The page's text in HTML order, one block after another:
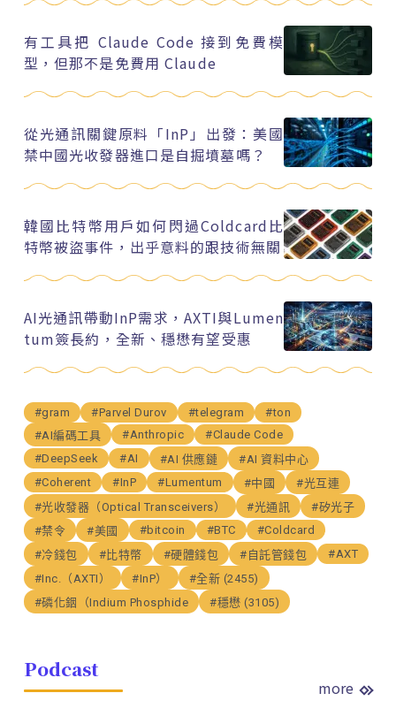
有工具把 Claude Code 接到免費模
型，但那不是免費用 Claude
從光通訊關鍵原料「InP」出發：美國
禁中國光收發器進口是自掘墳墓嗎？
韓國比特幣用戶如何閃過Coldcard比
特幣被盜事件，出乎意料的跟技術無關
AI光通訊帶動InP需求，AXTI與Lumen
tum簽長約，全新、穩懋有望受惠
#gram #Parvel Durov #telegram
#ton
#AI編碼工具
#Anthropic
#Claude Code
#DeepSeek
#AI #AI 供應鏈
#AI 資料中心
#Coherent
#InP #Lumentum #中國
#光互連
#光收發器（Optical Transceivers）
#光通訊
#矽光子
#禁令
#美國 #bitcoin #BTC
#Coldcard
#冷錢包
#比特幣 #硬體錢包 #自託管錢包
#AXT
#Inc.（AXTI）
#InP）
#全新 (2455)
#磷化銦（Indium Phosphide
#穩懋 (3105)
Podcast
more